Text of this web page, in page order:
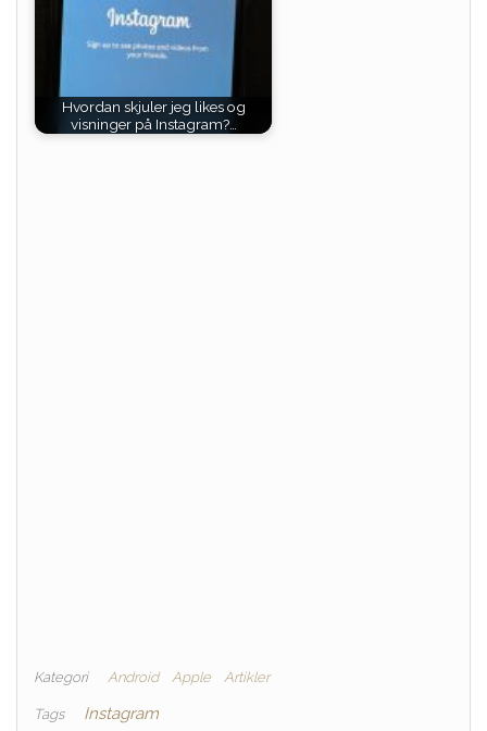
Hvordan skjuler jeg likes og
visninger på Instagram?…
Kategori Android Apple Artikler
Tags Instagram